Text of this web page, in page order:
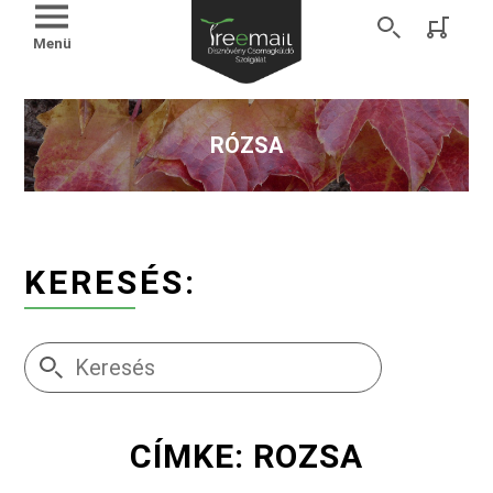
Menü
RÓZSA
KERESÉS:
CÍMKE: ROZSA